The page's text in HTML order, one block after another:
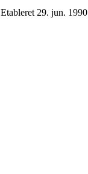
Etableret 29. jun. 1990